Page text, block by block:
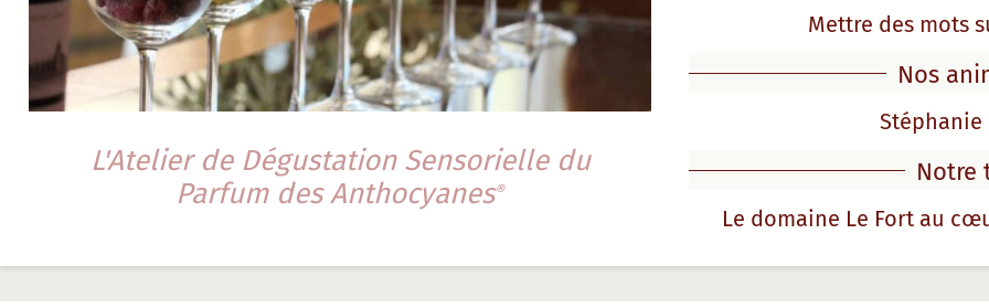
L'Atelier de Dégustation Sensorielle du
Parfum des Anthocyanes®
Mettre des mots
Nos
Stéphanie
Notre
Le domaine Le Fort au